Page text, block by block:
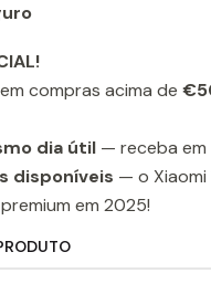
em compras acima de
dia útil — receba em
disponíveis — o Xiaomi
em 2025!